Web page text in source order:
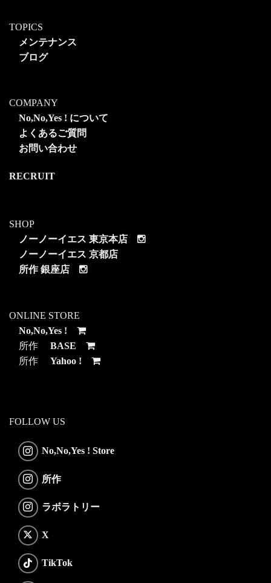
TOPICS
メンテナンス
ブログ
COMPANY
No,No,Yes ! について
よくあるご質問
お問い合わせ
RECRUIT
SHOP
ノーノーイエス 東京本店
ノーノーイエス 京都店
所作 銀座店
ONLINE STORE
No,No,Yes !
所作 BASE
所作 Yahoo !
FOLLOW US
No,No,Yes ! Store
所作
ラボラトリー
X
TikTok